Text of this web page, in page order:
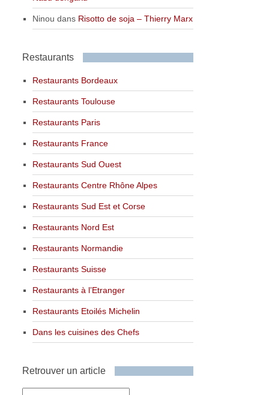
Ninou dans Risotto de soja – Thierry Marx
Restaurants
Restaurants Bordeaux
Restaurants Toulouse
Restaurants Paris
Restaurants France
Restaurants Sud Ouest
Restaurants Centre Rhône Alpes
Restaurants Sud Est et Corse
Restaurants Nord Est
Restaurants Normandie
Restaurants Suisse
Restaurants à l’Etranger
Restaurants Etoilés Michelin
Dans les cuisines des Chefs
Retrouver un article